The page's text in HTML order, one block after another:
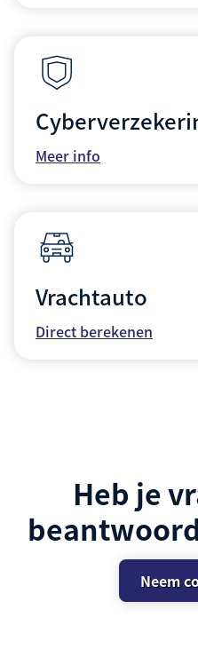
Meer info
Vrachtauto
Direct berekenen
Heb je
Neem